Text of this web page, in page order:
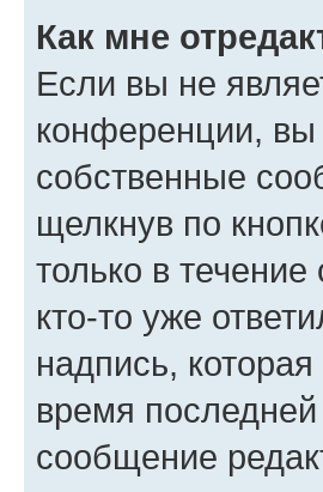
Как мне
Если вы не
конференции, вы
собственные
щелкнув по
только в
кто-то уже
надпись,
время
сообщение